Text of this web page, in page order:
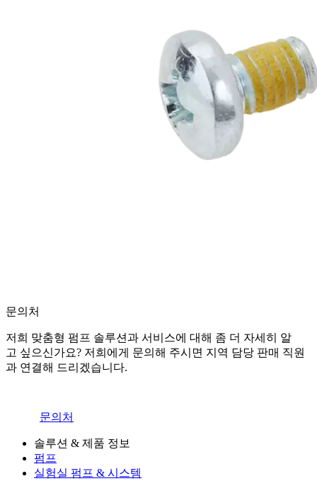
문의처
저희 맞춤형 펌프 솔루션과 서비스에 대해 좀 더 자세히 알
고 싶으신가요? 저희에게 문의해 주시면 지역 담당 판매 직원
과 연결해 드리겠습니다.
문의처
솔루션 & 제품 정보
펌프
실험실 펌프 & 시스템